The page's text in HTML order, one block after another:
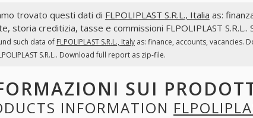
trovato questi dati di FLPOLIPLAST S.R.L., Italia as:
storia creditizia, tasse e commissioni FLPOLIPLAST
such data of FLPOLIPLAST S.R.L., Italyas: finance, accounts, vacancies.
S.R.L.. Download full report as zip-file.
SUI
INFORMATION